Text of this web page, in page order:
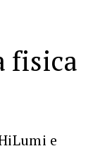
fisica
e